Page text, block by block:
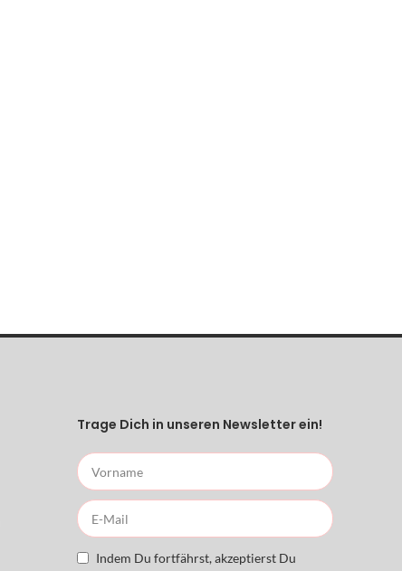
Trage Dich in unseren Newsletter ein!
Indem Du fortfährst, akzeptierst Du